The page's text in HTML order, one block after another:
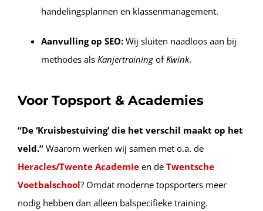
handelingsplannen en klassenmanagement.
Aanvulling op SEO:Wij sluiten naadloos aan bij
methodes als KanjertrainingofKwink.
Voor Topsport & Academies
“De ‘Kruisbestuiving’ die het verschil maakt op het
veld.”Waarom werken wij samen met o.a. de
Heracles/Twente Academie en de Twentsche
Voetbalschool? Omdat moderne topsporters meer
nodig hebben dan alleen balspecifieke training.